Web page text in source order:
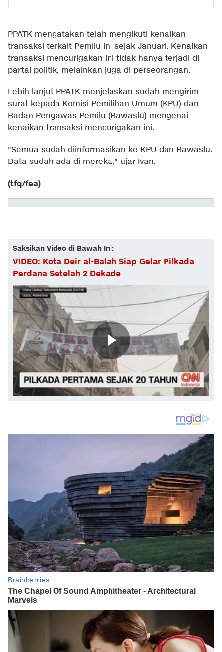
PPATK mengatakan telah mengikuti kenaikan
transaksi terkait Pemilu ini sejak Januari. Kenaikan
transaksi mencurigakan ini tidak hanya terjadi di
partai politik, melainkan juga di perseorangan.
Lebih lanjut PPATK menjelaskan sudah mengirim
surat kepada Komisi Pemilihan Umum (KPU) dan
Badan Pengawas Pemilu (Bawaslu) mengenai
kenaikan transaksi mencurigakan ini.
"Semua sudah diinformasikan ke KPU dan Bawaslu.
Data sudah ada di mereka," ujar Ivan.
(tfq/fea)
Saksikan Video di Bawah Ini:
VIDEO: Kota Deir al-Balah Siap Gelar Pilkada
Perdana Setelah 2 Dekade